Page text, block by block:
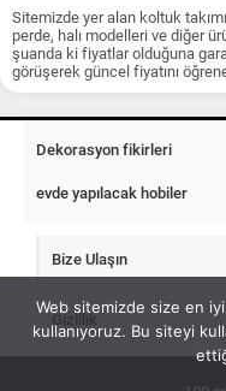
Sitemizde yer alan koltuk
perde, halı modelleri ve diğer
şuanda ki fiyatlar olduğuna
görüşerek güncel fiyatını
Dekorasyon fikirleri
evde yapılacak hobiler
Bize Ulaşın
Gizlilik
Web sitemizde size en
kullanıyoruz. Bu siteyi